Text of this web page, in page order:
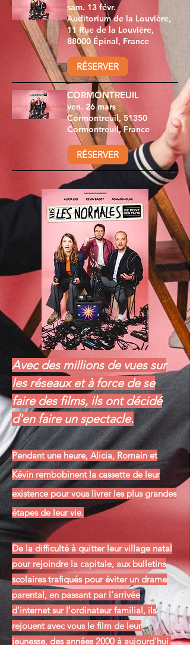
sam. 13 févr.
Auditorium de la Louvière,
11 Rue de la Louvière,
88000 Épinal, France
RÉSERVER
CORMONTREUIL
ven. 26 mars
Cormontreuil, 51350
Cormontreuil, France
RÉSERVER
Avec des millions de vues sur
les réseaux et à force de se
faire des films, ils ont décidé
d'en faire un spectacle.
Pendant une heure, Alicia, Romain et
Kévin rembobinent la cassette de leur
existence pour vous livrer les plus grandes
étapes de leur vie.
De la difficulté à quitter leur village natal
pour rejoindre la capitale, aux bulletins
scolaires trafiqués pour éviter un drame
parental, en passant par l'arrivée
d'internet sur l'ordinateur familial, ils
rejouent avec vous le film de leur
jeunesse, des années 2000 à aujourd'hui.